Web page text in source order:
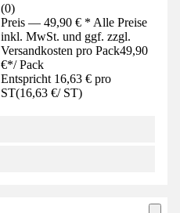
(0)
Preis — 49,90 € * Alle Preise
inkl. MwSt. und ggf. zzgl.
Versandkosten pro Pack49,90
€*/ Pack
Entspricht 16,63 € pro
ST(16,63 €/ ST)